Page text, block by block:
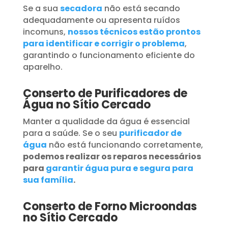
Se a sua secadora não está secando
adequadamente ou apresenta ruídos
incomuns, nossos técnicos estão prontos
para identificar e corrigir o problema,
garantindo o funcionamento eficiente do
aparelho.
Conserto de Purificadores de
Água no Sítio Cercado
Manter a qualidade da água é essencial
para a saúde. Se o seu purificador de
água não está funcionando corretamente,
podemos realizar os reparos necessários
para garantir água pura e segura para
sua família.
Conserto de Forno Microondas
no Sítio Cercado